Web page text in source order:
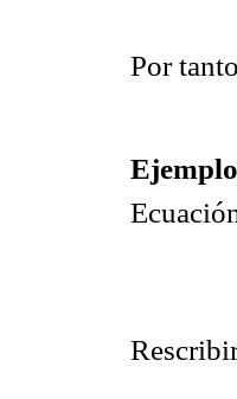
Por